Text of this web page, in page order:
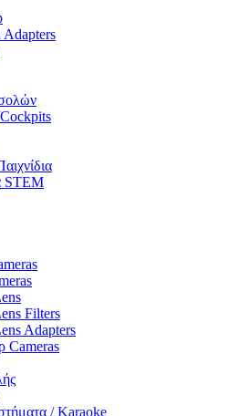
STEM
Filters
Adapters
Cameras
/ Karaoke